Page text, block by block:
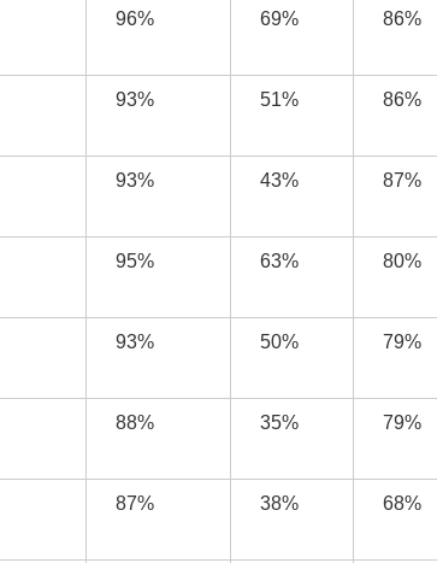
96% 69% 86%
93% 51% 86%
93% 43% 87%
95% 63% 80%
93% 50% 79%
88% 35% 79%
87% 38% 68%